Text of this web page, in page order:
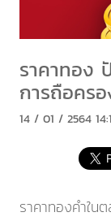
ราคาทอง
การถือคร
14 / 01 / 2564
ราคาทองคำใน